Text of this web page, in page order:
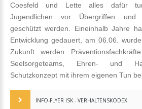
Coesfeld und Lette alles dafür
Jugendlichen vor Übergriffen und
geschützt werden. Eineinhalb Jahre
Entwicklung gedauert, am 06.06.
Zukunft werden
Seelsorgeteams, Ehren- und
Schutzkonzept mit ihrem eigenen Tun
INFO-FLYER ISK - VERHALTENSKODEX